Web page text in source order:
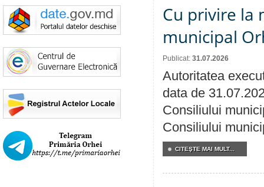
Cu privire la
municipal
Publicat: 31.07.2026
Autoritatea
data de
Consiliului
Consiliului
CITEŞTE MAI MULT...